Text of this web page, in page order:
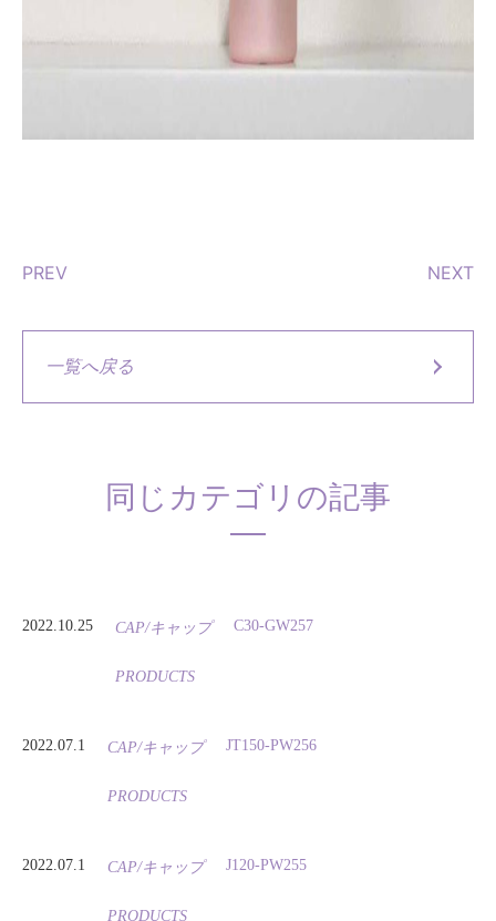
PREV NEXT
一覧へ戻る
同じカテゴリの記事
2022.10.25 CAP/キャップ
PRODUCTS
C30-GW257
2022.07.1 CAP/キャップ
PRODUCTS
JT150-PW256
2022.07.1 CAP/キャップ
PRODUCTS
J120-PW255